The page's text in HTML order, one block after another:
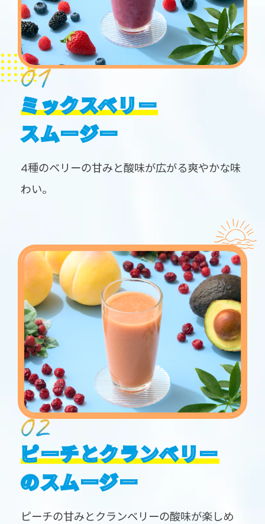
ミックスベリー
スムージー
4種のベリーの甘みと酸味が広がる爽やかな味
わい。
ピーチとクランベリー
のスムージー
ピーチの甘みとクランベリーの酸味が楽しめ